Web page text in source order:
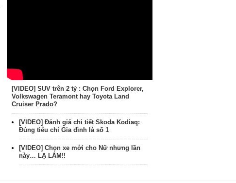
[VIDEO] SUV trên 2 tỷ : Chọn Ford Explorer,
Volkswagen Teramont hay Toyota Land
Cruiser Prado?
[VIDEO] Đánh giá chi tiết Skoda Kodiaq:
Đúng tiêu chí Gia đình là số 1
[VIDEO] Chọn xe mới cho Nữ nhưng lần
này… LẠ LẮM!!